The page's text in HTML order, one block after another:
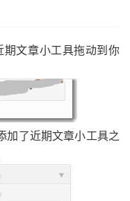
文章小工具拖动到你
加了近期文章小工具之